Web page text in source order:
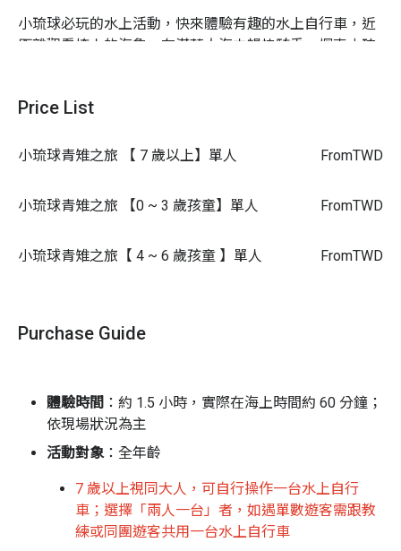
小琉球必玩的水上活動，快來體驗有趣的水上自行車，近
距離觀看撩人的海龜，在湛藍⼤海中暢快騎乘，探索⼩琉
行程選項
之旅
1.5 小時
小時
接送及教學
30 分鐘
13:00 /
目表
常見問題
Price List
小琉球青雉之旅 【 7 歲以上】單人 FromTWD
小琉球青雉之旅 【0 ~ 3 歲孩童】單人 FromTWD
小琉球青雉之旅【 4 ~ 6 歲孩童 】單人 FromTWD
Purchase Guide
體驗時間 ：約 1.5 小時，實際在海上時間約 60 分鐘；
依現場狀況為主
活動對象：全年齡
7 歲以上視同大人，可自行操作一台水上自行
車；選擇「兩人一台」者，如遇單數遊客需跟教
練或同團遊客共用一台水上自行車